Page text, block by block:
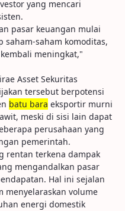
yang mencari
pasar keuangan mulai
saham komoditas,
meningkat,"
Asset Sekuritas
tersebut berpotensi
batu bara eksportir murni
meski di sisi lain dapat
perusahaan yang
pemerintah.
rentan terkena dampak
mengandalkan pasar
Hal ini sejalan
menyelaraskan volume
energi domestik